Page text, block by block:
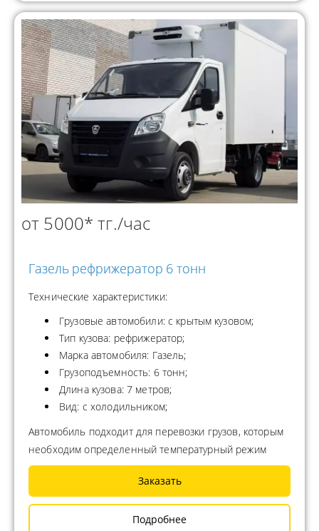
от 5000* тг./час
Газель рефрижератор 6 тонн
Технические характеристики:
Грузовые автомобили: с крытым кузовом;
Тип кузова: рефрижератор;
Марка автомобиля: Газель;
Грузоподъемность: 6 тонн;
Длина кузова: 7 метров;
Вид: с холодильником;
Автомобиль подходит для перевозки грузов, которым
необходим определенный температурный режим
Заказать
Подробнее